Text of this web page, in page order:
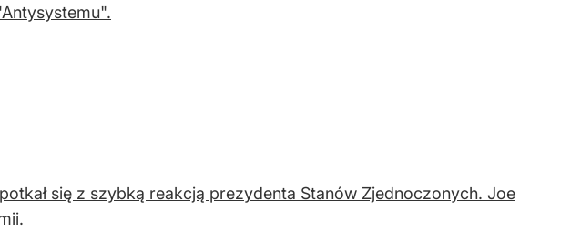
się z szybką reakcją prezydenta Stanów Zjednoczonych. Joe